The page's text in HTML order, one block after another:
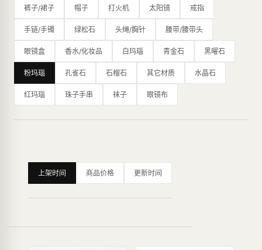
更加稀有和有价值。
除了其独特的设计风格和高品质的材料，Chrome Hearts在
制作工艺上也非常讲究，采用了传统的银匠工艺，从设计、铸
造、打磨到雕刻都采用手工完成，每一件产品都是经过多道工
序精雕细琢而成，完美地展现了品牌的高品质和工艺水平。
其设计风格以哥特式摇滚元素为主，融合了浓郁的个性和奢
华，成为时尚圈的标志之一。品牌曾获得CFDA大奖，并受到
众多艺术家和名人的喜爱，如Virgil Abloh、Bella Hadid、滚
石、百家乐等。
内部装饰摆满了克罗心标志性的十字花图案、乌木十字架图
裤子/裙子 帽子 打火机 太阳镜 戒指
手链/手镯 绿松石 头绳/胸针 腰带/腰带头
眼镜盒 香水/化妆品 白玛瑙 青金石 黑曜石
粉玛瑙 孔雀石 石榴石 其它材质 水晶石
红玛瑙 珠子手串 袜子 眼镜布
上架时间 商品价格 更新时间